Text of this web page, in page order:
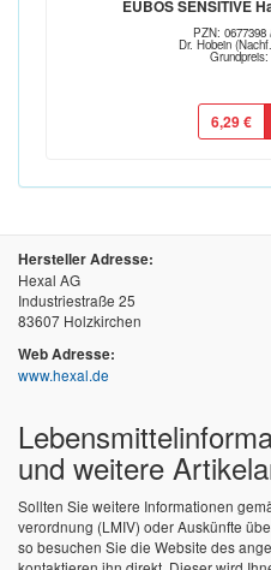
EUBOS SENSITIVE
PZN:
Dr. Hobein
6,29 €
Hersteller Adresse:
Hexal AG
Industriestraße 25
83607 Holzkirchen
Web Adresse:
www.hexal.de
und weitere
Sollten Sie weitere Informationen
verordnung (LMIV) oder Auskünfte
so besuchen Sie die Website des